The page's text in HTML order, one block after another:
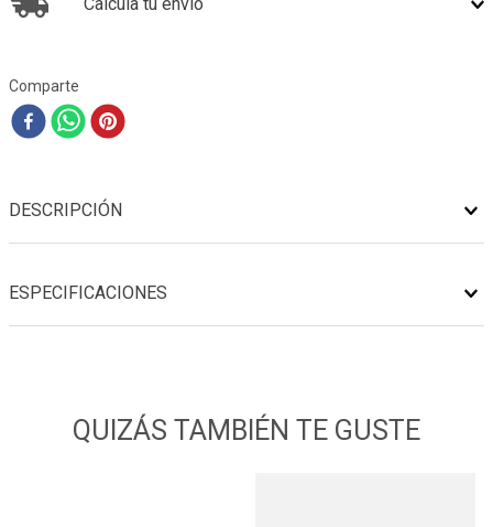
Comparte
DESCRIPCIÓN
ESPECIFICACIONES
QUIZÁS TAMBIÉN TE GUSTE